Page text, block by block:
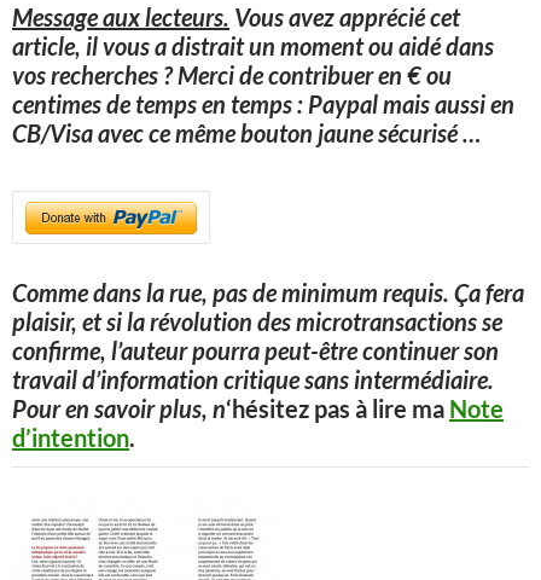
Message aux lecteurs. Vous avez apprécié cet
article, il vous a distrait un moment ou aidé dans
vos recherches ? Merci de contribuer en € ou
centimes de temps en temps : Paypal mais aussi en
CB/Visa avec ce même bouton jaune sécurisé…
Comme dans la rue, pas de minimum requis. Ça fera
plaisir, et si la révolution des microtransactions se
confirme, l’auteur pourra peut-être continuer son
travail d’information critique sans intermédiaire.
Pour en savoir plus, n‘hésitez pas à lire ma Note
d’intention.